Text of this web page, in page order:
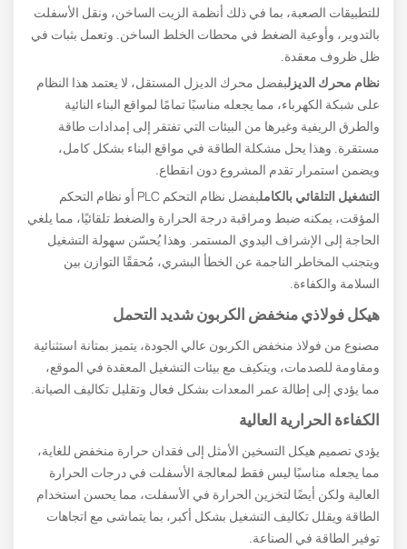
للتطبيقات الصعبة، بما في ذلك أنظمة الزيت الساخن، ونقل الأسفلت
بالتدوير، وأوعية الضغط في محطات الخلط الساخن. وتعمل بثبات في
ظل ظروف معقدة.
نظام محرك الديزلبفضل محرك الديزل المستقل، لا يعتمد هذا النظام
على شبكة الكهرباء، مما يجعله مناسبًا تمامًا لمواقع البناء النائية
والطرق الريفية وغيرها من البيئات التي تفتقر إلى إمدادات طاقة
مستقرة. وهذا يحل مشكلة الطاقة في مواقع البناء بشكل كامل،
ويضمن استمرار تقدم المشروع دون انقطاع.
التشغيل التلقائي بالكامل
بفضل نظام التحكم PLC أو نظام التحكم
المؤقت، يمكنه ضبط ومراقبة درجة الحرارة والضغط تلقائيًا، مما يلغي
الحاجة إلى الإشراف اليدوي المستمر. وهذا يُحسّن سهولة التشغيل
ويتجنب المخاطر الناجمة عن الخطأ البشري، مُحققًا التوازن بين
السلامة والكفاءة.
هيكل فولاذي منخفض الكربون شديد التحمل
مصنوع من فولاذ منخفض الكربون عالي الجودة، يتميز بمتانة استثنائية
ومقاومة للصدمات، ويتكيف مع بيئات التشغيل المعقدة في الموقع،
مما يؤدي إلى إطالة عمر المعدات بشكل فعال وتقليل تكاليف الصيانة.
الكفاءة الحرارية العالية
يؤدي تصميم هيكل التسخين الأمثل إلى فقدان حرارة منخفض للغاية،
مما يجعله مناسبًا ليس فقط لمعالجة الأسفلت في درجات الحرارة
العالية ولكن أيضًا لتخزين الحرارة في الأسفلت، مما يحسن استخدام
الطاقة ويقلل تكاليف التشغيل بشكل أكبر، بما يتماشى مع اتجاهات
توفير الطاقة في الصناعة.